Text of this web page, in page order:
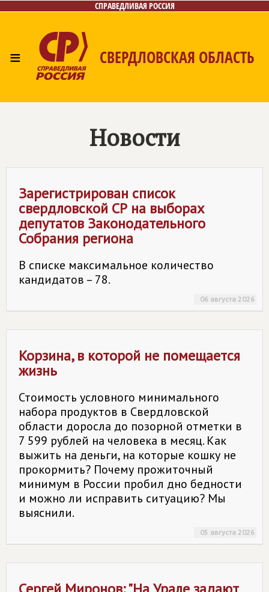
СПРАВЕДЛИВАЯ РОССИЯ
≡ СВЕРДЛОВСКАЯ ОБЛАСТЬ
Контакты
Новости
Зарегистрирован список
свердловской СР на выборах
депутатов Законодательного
Собрания региона
В списке максимальное количество
кандидатов – 78.
06 августа 2026
Корзина, в которой не помещается
жизнь
Стоимость условного минимального
набора продуктов в Свердловской
области доросла до позорной отметки в
7 599 рублей на человека в месяц. Как
выжить на деньги, на которые кошку не
прокормить? Почему прожиточный
минимум в России пробил дно бедности
и можно ли исправить ситуацию? Мы
выяснили.
05 августа 2026